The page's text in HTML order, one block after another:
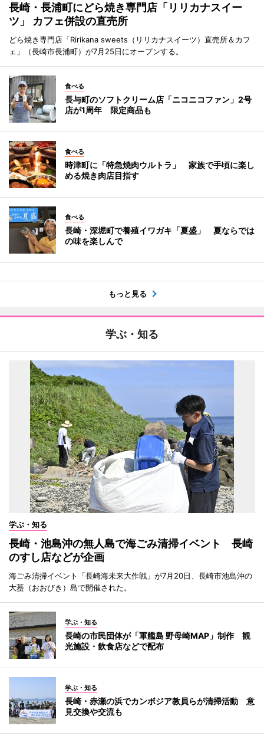
長崎・長浦町にどら焼き専門店「リリカナスイー
ツ」 カフェ併設の直売所
どら焼き専門店「Ririkana sweets（リリカナスイーツ）直売所＆カフ
ェ」（長崎市長浦町）が7月25日にオープンする。
食べる
長与町のソフトクリーム店「ニコニコファン」2号
店が1周年 限定商品も
食べる
時津町に「特急焼肉ウルトラ」 家族で手頃に楽し
める焼き肉店目指す
食べる
長崎・深堀町で養殖イワガキ「夏盛」 夏ならでは
の味を楽しんで
もっと見る
学ぶ・知る
学ぶ・知る
長崎・池島沖の無人島で海ごみ清掃イベント 長崎
のすし店などが企画
海ごみ清掃イベント「長崎海未来大作戦」が7月20日、長崎市池島沖の
大蟇（おおびき）島で開催された。
学ぶ・知る
長崎の市民団体が「軍艦島 野母崎MAP」制作 観
光施設・飲食店などで配布
学ぶ・知る
長崎・赤瀬の浜でカンボジア教員らが清掃活動 意
見交換や交流も